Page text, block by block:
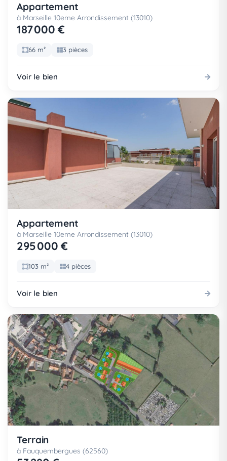
Appartement
à Marseille 10eme Arrondissement (13010)
187 000 €
66 m² 3 pièces
Voir le bien
Appartement
à Marseille 10eme Arrondissement (13010)
295 000 €
103 m² 4 pièces
Voir le bien
Terrain
à Fauquembergues (62560)